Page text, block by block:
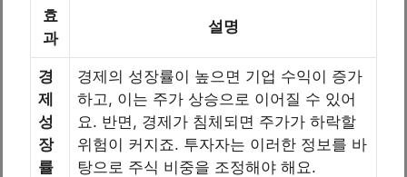
효
과
설명
경
제
성
장
률
경제의 성장률이 높으면 기업 수익이 증가
하고, 이는 주가 상승으로 이어질 수 있어
요. 반면, 경제가 침체되면 주가가 하락할
위험이 커지죠. 투자자는 이러한 정보를 바
탕으로 주식 비중을 조정해야 해요.